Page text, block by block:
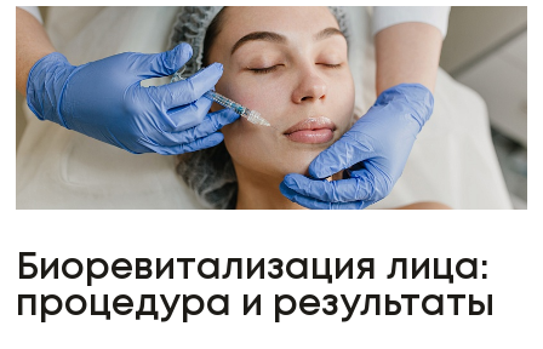
Биоревитализация лица:
процедура и результаты